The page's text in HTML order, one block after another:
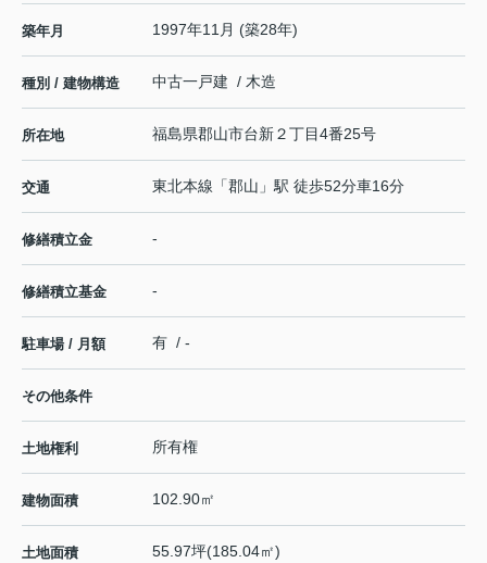
築年月 1997年11月 (築28年)
種別 / 建物構造 中古一戸建 / 木造
所在地 福島県郡山市台新２丁目4番25号
交通 東北本線 「郡山 」駅 徒歩52分車16分
修繕積立金 -
修繕積立基金 -
駐車場 / 月額 有 / -
その他条件
土地権利 所有権
建物面積 102.90㎡
土地面積 55.97坪(185.04㎡)